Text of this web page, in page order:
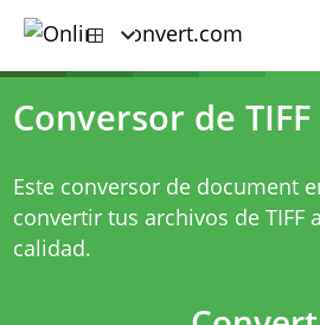
Conversor de TIFF
Este conversor de document
convertir tus archivos de TIFF
calidad.